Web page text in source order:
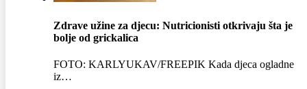
Zdrave užine za djecu: Nutricionisti otkrivaju šta je
bolje od grickalica
FOTO: KARLYUKAV/FREEPIK Kada djeca ogladne
iz…